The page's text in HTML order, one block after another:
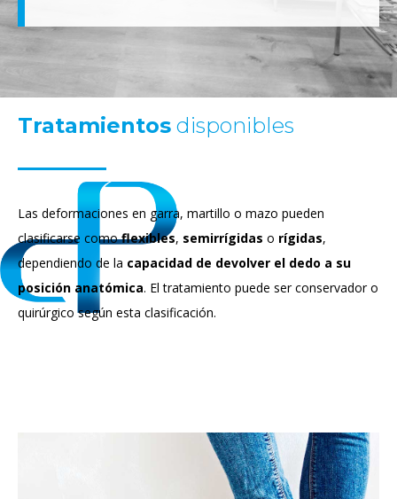
Tratamientos disponibles
Las deformaciones en garra, martillo o mazo pueden
clasificarse comoflexibles, semirrígidas o rígidas,
dependiendo de la capacidad de devolver el dedo a su
posición anatómica. El tratamiento puede ser conservador o
quirúrgico según esta clasificación.